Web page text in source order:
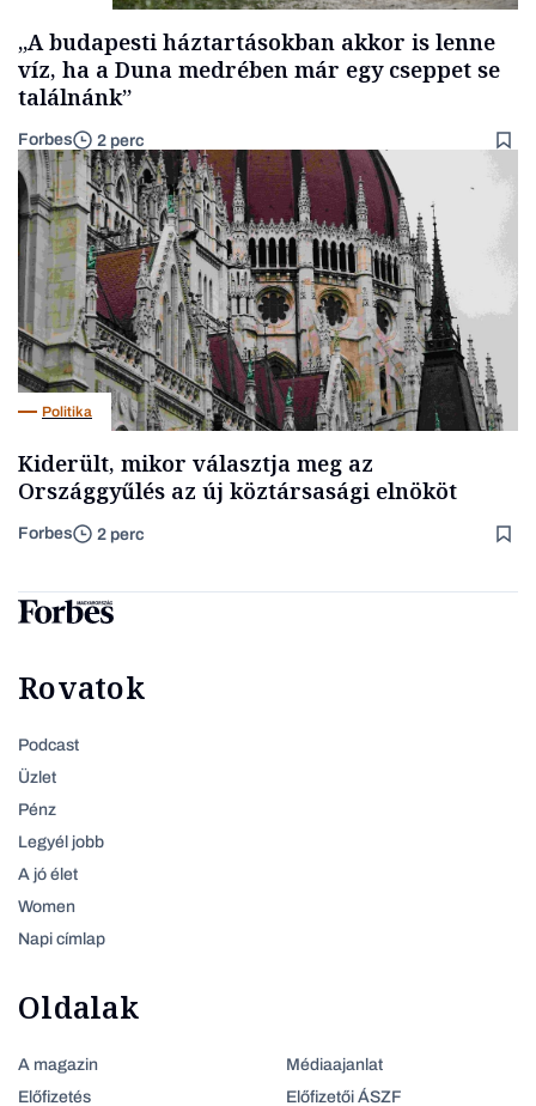
„A budapesti háztartásokban akkor is lenne
víz, ha a Duna medrében már egy cseppet se
találnánk”
Forbes 2 perc
Politika
Kiderült, mikor választja meg az
Országgyűlés az új köztársasági elnököt
Forbes 2 perc
Rovatok
Podcast
Üzlet
Pénz
Legyél jobb
A jó élet
Women
Napi címlap
Oldalak
A magazin
Előfizetés
Médiaajanlat
Előfizetői ÁSZF